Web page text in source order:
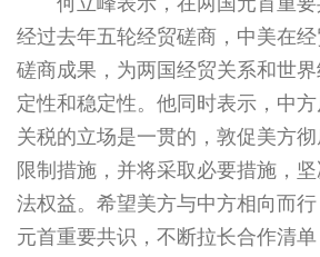
经过去年五轮经贸磋商，中美在
磋商成果，为两国经贸关系和世
定性和稳定性。他同时表示，中
关税的立场是一贯的，敦促美方
限制措施，并将采取必要措施，
法权益。希望美方与中方相向而
元首重要共识，不断拉长合作清单